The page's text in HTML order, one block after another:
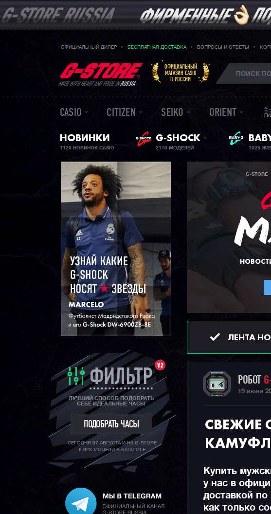
ОФИЦИАЛЬНЫЙ ДИЛЕР БЕСПЛАТНАЯ ДОСТАВКА ВОПРОСЫ И ОТВЕТЫ
MADE WITH HEART AND PRIDE INRUSSIA
ОФИЦИАЛЬНЫЙ
МАГАЗИН CASIO
В РОССИИ
CASIO CITIZEN SEIKO ORIENT
НОВИНКИ
1129 НОВИНОК CASIO
G-SHOCK
2110 МОДЕЛЕЙ 1025
V.2
ФИЛЬТР
ЛУЧШИЙ СПОСОБ ПОДОБРАТЬ
СЕБЕ ИДЕАЛЬНЫЕ ЧАСЫ
ПОДОБРАТЬ ЧАСЫ
СЕГОДНЯ 07 АВГУСТА И НА G-STORE
6 923 МОДЕЛИ В КАТАЛОГЕ
G-STORE
ЛЕНТА
РОБОТ
19 июня
СВЕЖИЕ
Купить
у нас в
доставкой
как только